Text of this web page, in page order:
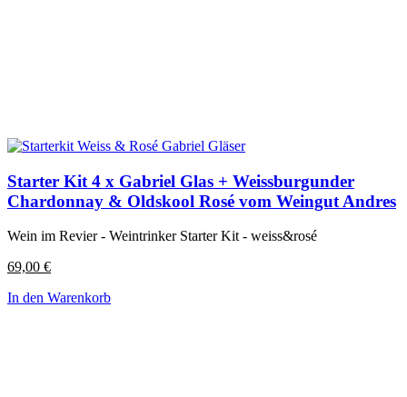
Starter Kit 4 x Gabriel Glas + Weissburgunder
Chardonnay & Oldskool Rosé vom Weingut Andres
Wein im Revier - Weintrinker Starter Kit - weiss&rosé
69,00 €
In den Warenkorb